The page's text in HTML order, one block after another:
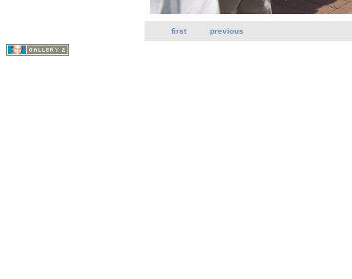
first previous